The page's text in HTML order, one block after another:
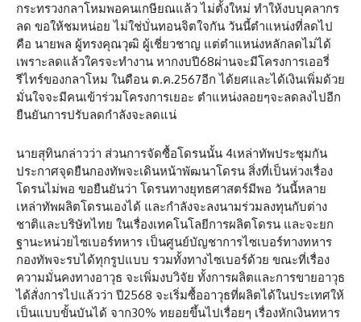
กระทรวงกลาโหมพอคนเกษียณแล้ว ไม่ตั้งใหม่ ทำให้งบบุคลากร
ลด ขอให้ชมหน่อย ไม่ใช่บั่นทอนจิตใจกัน วันนี้ตำแหน่งที่ลดไป
คือ นายพล ผู้ทรงคุณวุฒิ ผู้เชี่ยวชาญ แต่ตำแหน่งหลักลดไม่ได้
เพราะลดแล้วใครจะทำงาน หากงบปี68ผ่านจะมีโครงการเออรี่
รีไทร์ของกลาโหม ในดือน ต.ค.2567อีก ได้ยศและได้เงินเพิ่มด้วย
มั่นใจจะมีคนเข้าร่วมโครงการเยอะ ตำแหน่งลอยๆจะลดลงไปอีก
ยืนยันการปรับลดกำลังจะลดแน่
นายสุทินกล่าวว่า ส่วนการจัดซื้อโดรนนั้น 4เหล่าทัพประชุมกัน
ประกาศจุดยืนกองทัพจะเดินหน้าพัฒนาโดรน สิ่งที่เป็นห่วงเรื่อง
โดรนไม่พอ ขอยืนยันว่า โดรนทางยุทธศาสตร์มีพอ วันนี้หลาย
เหล่าทัพผลิตโดรนเองได้ และกำลังจะลงนามร่วมลงทุนกับต่าง
ชาติและบริษัทไทย ในเรื่องเทคโนโลยีการผลิตโดรน และจะยก
ฐานะหน่วยไซเบอร์ทหาร เป็นศูนย์บัญชาการไซเบอร์ทางทหาร
กองทัพจะรบได้ทุกรูปแบบ รวมทั้งทางไซเบอร์ด้วย ขณะที่เรื่อง
ความมั่นคงทางอาวุธ จะเพิ่มงบวิจัย ทั้งการผลิตและการขายอาวุธ
ได้สั่งการไปแล้วว่า ปี2568 จะเริ่มซื้ออาวุธที่ผลิตได้ในประเทศให้
เป็นแบบขั้นบันได้ จาก30% ทยอยขึ้นไปเรื่อยๆ เรื่องหักเงินทหาร